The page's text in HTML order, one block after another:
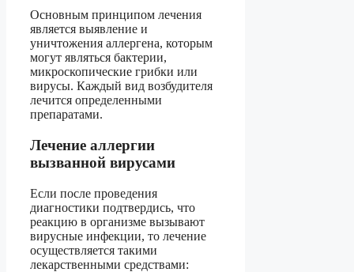
Основным принципом лечения
является выявление и
уничтожения аллергена, которым
могут являться бактерии,
микроскопические грибки или
вирусы. Каждый вид возбудителя
лечится определенными
препаратами.
Лечение аллергии
вызванной вирусами
Если после проведения
диагностики подтвердись, что
реакцию в организме вызывают
вирусные инфекции, то лечение
осуществляется такими
лекарственными средствами: